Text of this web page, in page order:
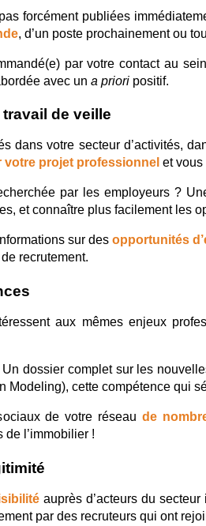
forcément publiées
, d’un poste prochainement ou
par votre contact au
avec un a priori positif.
de veille
dans votre secteur d’activités,
votre projet professionnel et vous
par les employeurs ?
et connaître plus facilement les
sur des opportunités
recrutement.
aux mêmes enjeux
dossier complet sur les
Modeling), cette compétence qui
de votre réseau de
l’immobilier !
auprès d’acteurs du
par des recruteurs qui ont